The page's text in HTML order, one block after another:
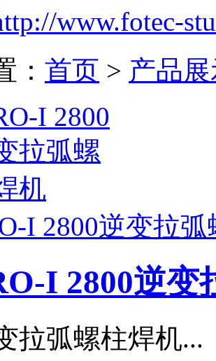
www.fotec-
： 首页 > 产品
I 2800逆变拉
I 2800逆变
拉弧螺柱焊机...